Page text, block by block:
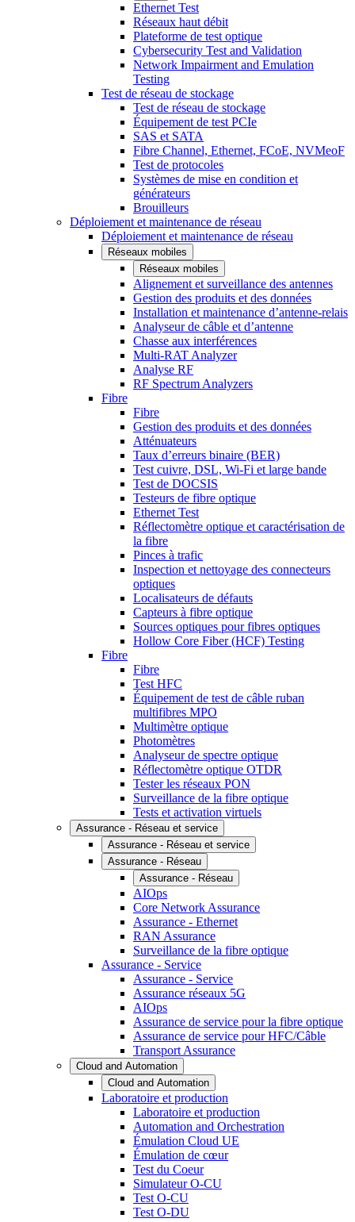
Ethernet Test
Réseaux haut débit
Plateforme de test optique
Cybersecurity Test and Validation
Network Impairment and Emulation
Testing
Test de réseau de stockage
Test de réseau de stockage
Équipement de test PCIe
SAS et SATA
Fibre Channel, Ethernet, FCoE, NVMeoF
Test de protocoles
Systèmes de mise en condition et
générateurs
Brouilleurs
Déploiement et maintenance de réseau
Déploiement et maintenance de réseau
Réseaux mobiles
Réseaux mobiles
Alignement et surveillance des antennes
Gestion des produits et des données
Installation et maintenance d’antenne-relais
Analyseur de câble et d’antenne
Chasse aux interférences
Multi-RAT Analyzer
Analyse RF
RF Spectrum Analyzers
Fibre
Fibre
Gestion des produits et des données
Atténuateurs
Taux d’erreurs binaire (BER)
Test cuivre, DSL, Wi-Fi et large bande
Test de DOCSIS
Testeurs de fibre optique
Ethernet Test
Réflectomètre optique et caractérisation de
la fibre
Pinces à trafic
Inspection et nettoyage des connecteurs
optiques
Localisateurs de défauts
Capteurs à fibre optique
Sources optiques pour fibres optiques
Hollow Core Fiber (HCF) Testing
Fibre
Fibre
Test HFC
Équipement de test de câble ruban
multifibres MPO
Multimètre optique
Photomètres
Analyseur de spectre optique
Réflectomètre optique OTDR
Tester les réseaux PON
Surveillance de la fibre optique
Tests et activation virtuels
Assurance - Réseau et service
Assurance - Réseau et service
Assurance - Réseau
Assurance - Réseau
AIOps
Core Network Assurance
Assurance - Ethernet
RAN Assurance
Surveillance de la fibre optique
Assurance - Service
Assurance - Service
Assurance réseaux 5G
AIOps
Assurance de service pour la fibre optique
Assurance de service pour HFC/Câble
Transport Assurance
Cloud and Automation
Cloud and Automation
Laboratoire et production
Laboratoire et production
Automation and Orchestration
Émulation Cloud UE
Émulation de cœur
Test du Coeur
Simulateur O-CU
Test O-CU
Test O-DU